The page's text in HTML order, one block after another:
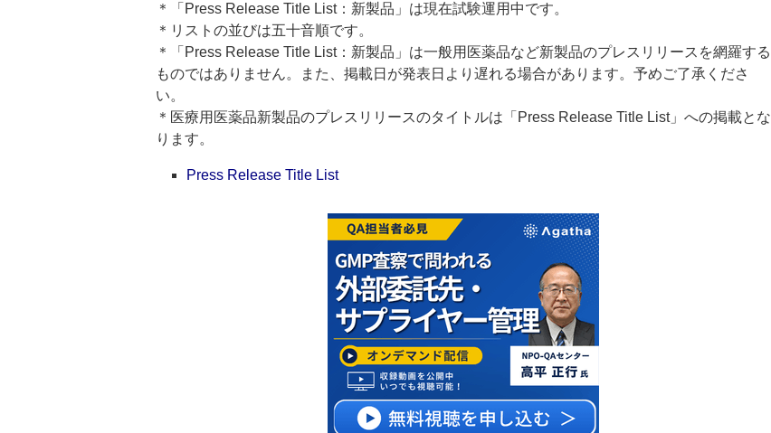
＊「Press Release Title List：新製品」は現在試験運用中です。
＊リストの並びは五十音順です。
＊「Press Release Title List：新製品」は一般用医薬品など新製品のプレスリリースを網羅する
ものではありません。また、掲載日が発表日より遅れる場合があります。予めご了承くださ
い。
＊医療用医薬品新製品のプレスリリースのタイトルは「Press Release Title List」への掲載とな
ります。
Press Release Title List